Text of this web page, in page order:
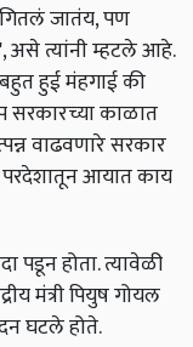
जातंय, पण
असे त्यांनी म्हटले आहे.
बहुत हुई मंहगाई की
सरकारच्या काळात
वाढवणारे सरकार
आयात काय
पडून होता. त्यावेळी
मंत्री पियुष गोयल
घटले होते.